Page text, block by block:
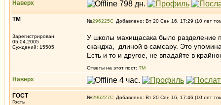
Наверх
ТМ
Зарегистрирован:
05.04.2005
Суждений: 15505
№296225 Добавлено: Вт 20 Сен 16, 17:29 (10 лет
У школы махищасака было разделение
скандха, длиной в самсару. Это
Есть и то и другое, не впадайте в
Ответы на этот пост: ТМ
Наверх
ГОСТ
Гость
№296227 Добавлено: Вт 20 Сен 16, 17:46 (10 лет